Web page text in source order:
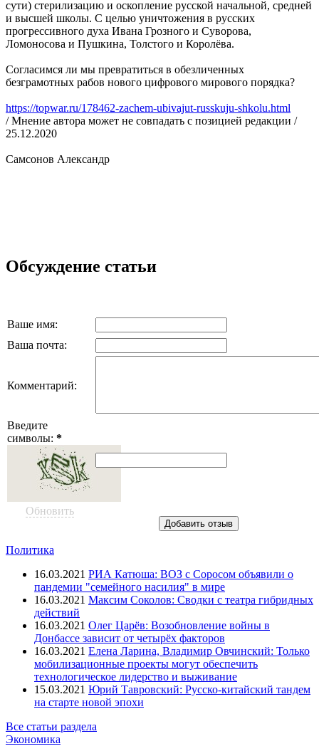
сути) стерилизацию и оскопление русской начальной, средней
и высшей школы. С целью уничтожения в русских
прогрессивного духа Ивана Грозного и Суворова,
Ломоносова и Пушкина, Толстого и Королёва.
Согласимся ли мы превратиться в обезличенных
безграмотных рабов нового цифрового мирового порядка?
https://topwar.ru/178462-zachem-ubivajut-russkuju-shkolu.html
/ Мнение автора может не совпадать с позицией редакции /
25.12.2020
Самсонов Александр
Обсуждение статьи
Ваше имя:
Ваша почта:
Комментарий:
Введите
символы: *
Обновить
Политика
16.03.2021 РИА Катюша: ВОЗ с Соросом объявили о
пандемии "семейного насилия" в мире
16.03.2021 Максим Соколов: Сводки с театра гибридных
действий
16.03.2021 Олег Царёв: Возобновление войны в
Донбассе зависит от четырёх факторов
16.03.2021 Елена Ларина, Владимир Овчинский: Только
мобилизационные проекты могут обеспечить
технологическое лидерство и выживание
15.03.2021 Юрий Тавровский: Русско-китайский тандем
на старте новой эпохи
Все статьи раздела
Экономика